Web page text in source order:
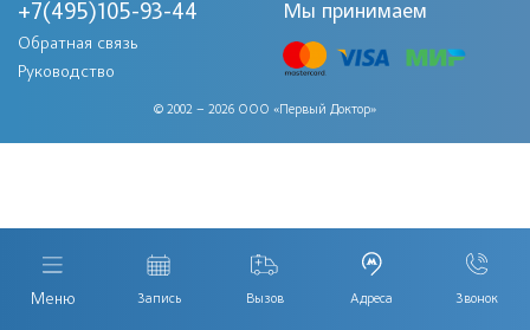
Меню Запись Вызов Адреса Звонок
+7(495)105-93-44
Обратная связь
Руководство
© 2002 – 2026 ООО «Первый Доктор»
Мы принимаем